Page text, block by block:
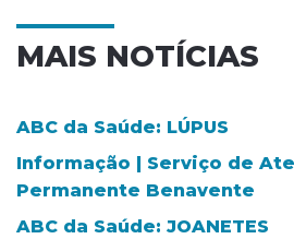
MAIS NOTÍCIAS
ABC da Saúde: LÚPUS
Informação | Serviço de
Permanente Benavente
ABC da Saúde: JOANETES